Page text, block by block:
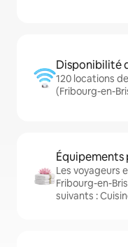
Disponibilité
120 locations
(Fribourg-en-
Équipements
Les voyageurs
Fribourg-en-
suivants :